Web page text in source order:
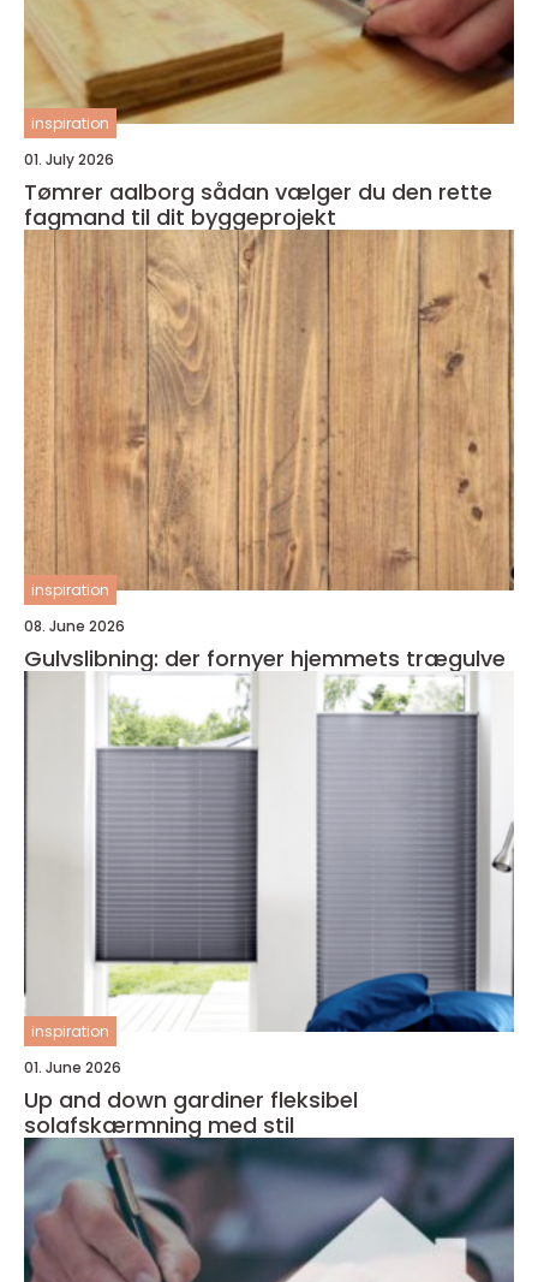
inspiration
01. July 2026
Tømrer aalborg sådan vælger du den rette
fagmand til dit byggeprojekt
inspiration
08. June 2026
Gulvslibning: der fornyer hjemmets trægulve
inspiration
01. June 2026
Up and down gardiner fleksibel
solafskærmning med stil